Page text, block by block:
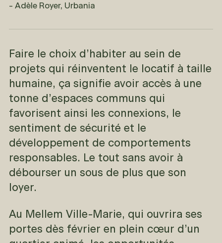
- Adèle Royer, Urbania
Faire le choix d’habiter au sein de
projets qui réinventent le locatif à taille
humaine, ça signifie avoir accès à une
tonne d’espaces communs qui
favorisent ainsi les connexions, le
sentiment de sécurité et le
développement de comportements
responsables. Le tout sans avoir à
débourser un sous de plus que son
loyer.
Au Mellem Ville-Marie, qui ouvrira ses
portes dès février en plein cœur d’un